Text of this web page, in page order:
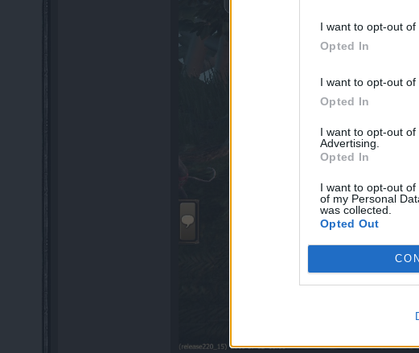
I want to opt-out of
Opted In
I want to opt-out of
Opted In
I want to opt-out
Advertising.
Opted In
I want to opt-out
of my Personal
was collected.
Opted Out